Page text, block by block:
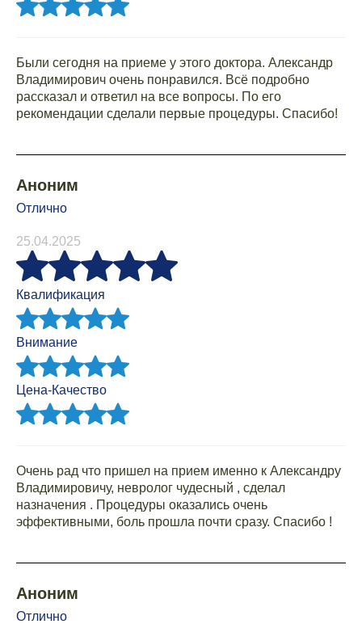
Были сегодня на приеме у этого доктора. Александр
Владимирович очень понравился. Всё подробно
рассказал и ответил на все вопросы. По его
рекомендации сделали первые процедуры. Спасибо!
Аноним
Отлично
25.04.2025
Квалификация
Внимание
Цена-Качество
Очень рад что пришел на прием именно к Александру
Владимировичу, невролог чудесный , сделал
назначения . Процедуры оказались очень
эффективными, боль прошла почти сразу. Спасибо !
Аноним
Отлично